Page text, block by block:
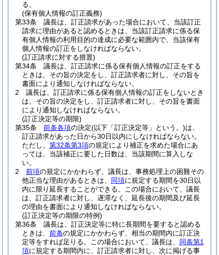
る。
(保有個人情報の訂正義務)
第33条
議長は、訂正請求があった場合において、当該訂正
請求に理由があると認めるときは、当該訂正請求に係る保
有個人情報の利用目的の達成に必要な範囲内で、当該保有
個人情報の訂正をしなければならない。
(訂正請求に対する措置)
第34条
議長は、訂正請求に係る保有個人情報の訂正をする
ときは、その旨の決定をし、訂正請求者に対し、その旨を
書面により通知しなければならない。
2
議長は、訂正請求に係る保有個人情報の訂正をしないとき
は、その旨の決定をし、訂正請求者に対し、その旨を書面
により通知しなければならない。
(訂正決定等の期限)
第35条
前条各項の決定(以下「訂正決定等」という。)は、
訂正請求があった日から30日以内にしなければならない。
ただし、 第32条第3項の規定により補正を求めた場合にあ
っては、当該補正に要した日数は、当該期間に算入しな
い。
2
前項の規定にかかわらず、議長は、事務処理上の困難その
他正当な理由があるときは、 同項に規定する期間を30日以
内に限り延長することができる。
この場合において、議長
は、訂正請求者に対し、遅滞なく、延長後の期間及び延長
の理由を書面により通知しなければならない。
(訂正決定等の期限の特例)
第36条
議長は、訂正決定等に特に長期間を要すると認める
ときは、 前条の規定にかかわらず、相当の期間内に訂正決
定等をすれば足りる。
この場合において、議長は、 同条第1
項に規定する期間内に、訂正請求者に対し、次に掲げる事